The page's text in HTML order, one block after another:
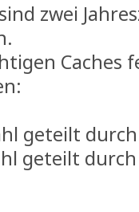
zwei
Caches
geteilt
geteilt